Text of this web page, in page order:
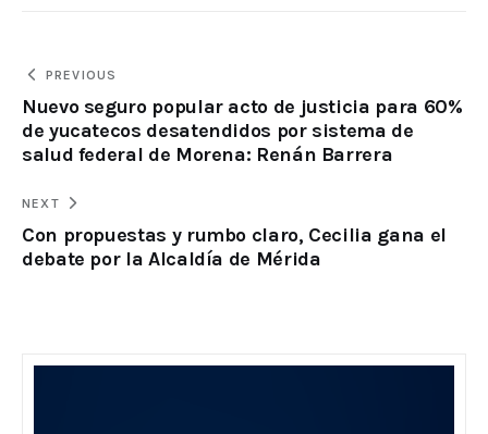
PREVIOUS
Nuevo seguro popular acto de justicia para 60%
de yucatecos desatendidos por sistema de
salud federal de Morena: Renán Barrera
NEXT
Con propuestas y rumbo claro, Cecilia gana el
debate por la Alcaldía de Mérida